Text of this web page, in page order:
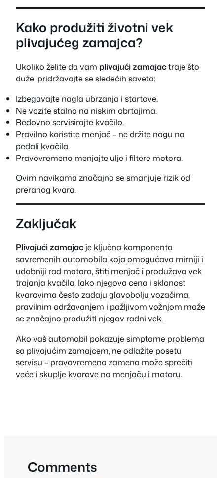
Kako produžiti životni vek
plivajućeg zamajca?
Ukoliko želite da vam plivajući zamajactraje što
duže, pridržavajte se sledećih saveta:
Izbegavajte nagla ubrzanja i startove.
Ne vozite stalno na niskim obrtajima.
Redovno servisirajte kvačilo.
Pravilno koristite menjač – ne držite nogu na
pedali kvačila.
Pravovremeno menjajte ulje i filtere motora.
Ovim navikama značajno se smanjuje rizik od
preranog kvara.
Zaključak
Plivajući zamajac je ključna komponenta
savremenih automobila koja omogućava mirniji i
udobniji rad motora, štiti menjač i produžava vek
trajanja kvačila. Iako njegova cena i sklonost
kvarovima često zadaju glavobolju vozačima,
pravilnim održavanjem i pažljivom vožnjom može
se značajno produžiti njegov radni vek.
Ako vaš automobil pokazuje simptome problema
sa plivajućim zamajcem, ne odlažite posetu
servisu – pravovremena zamena može sprečiti
veće i skuplje kvarove na menjaču i motoru.
Comments